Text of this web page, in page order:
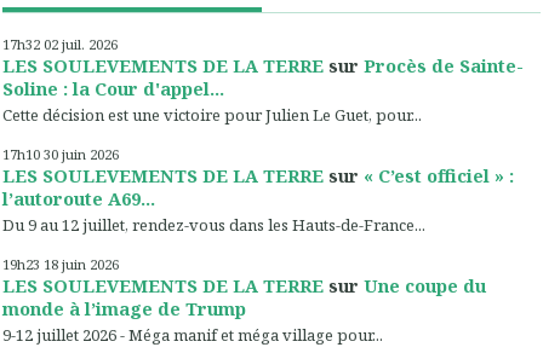
17h32 02 juil. 2026
LES SOULEVEMENTS DE LA TERRE sur Procès de Sainte-
Soline : la Cour d'appel...
Cette décision est une victoire pour Julien Le Guet, pour...
17h10 30 juin 2026
LES SOULEVEMENTS DE LA TERRE sur « C’est officiel » :
l’autoroute A69...
Du 9 au 12 juillet, rendez-vous dans les Hauts-de-France...
19h23 18 juin 2026
LES SOULEVEMENTS DE LA TERRE sur Une coupe du
monde à l’image de Trump
9-12 juillet 2026 - Méga manif et méga village pour...